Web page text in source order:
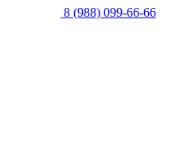
8 (988) 099-66-66